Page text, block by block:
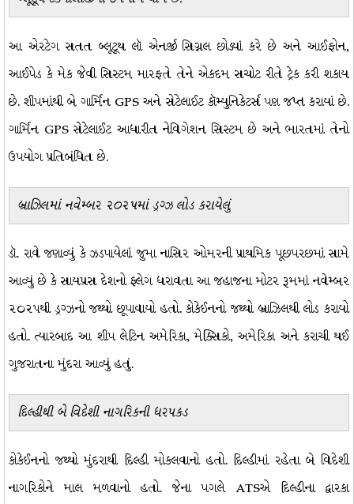
આ એરટેગ સતત બ્લૂટૂથ લૉ એનર્જી સિગ્નલ છોડ્યાં કરે છે અને આઈફોન,
આઈપેડ કે મેક જેવી સિસ્ટમ મારફતે તેને એકદમ સચોટ રીતે ટ્રેક કરી શકાય
છે. શીપમાંથી બે ગાર્મિન GPS અને સેટેલાઈટ કૉમ્યુનિકેટર્સ પણ જપ્ત કરાયાં છે.
ગાર્મિન GPS સેટેલાઈટ આધારીત નેવિગેશન સિસ્ટમ છે અને ભારતમાં તેનો
ઉપયોગ પ્રતિબંધિત છે.
બ્રાઝિલમાં નવેમ્બર ૨૦૨૫માં ડ્રગ્ઝ લોડ કરાયેલું
ડૉ. રાવે જણાવ્યું કે ઝડપાયેલાં જુમા નાસિર ઓમરની પ્રાથમિક પૂછપરછમાં સામે
આવ્યું છે કે સાયપ્રસ દેશનો ફ્લેગ ધરાવતા આ જહાજના મોટર રૂમમાં નવેમ્બર
૨૦૨૫થી ડ્રગ્ઝનો જથ્થો છૂપાવાયો હતો. કોકેઈનનો જથ્થો બ્રાઝિલથી લોડ કરાયો
હતો. ત્યારબાદ આ શીપ લેટિન અમેરિકા, મેક્સિકો, અમેરિકા અને કરાચી થઈ
ગુજરાતના મુંદરા આવ્યું હતું.
દિલ્હીથી બે વિદેશી નાગરિકની ધરપકડ
કોકેઈનનો જથ્થો મુંદરાથી દિલ્હી મોકલવાનો હતો. દિલ્હીમાં રહેતા બે વિદેશી
નાગરિકોને માલ મળવાનો હતો. જેના પગલે ATSએ દિલ્હીના દ્વારકા